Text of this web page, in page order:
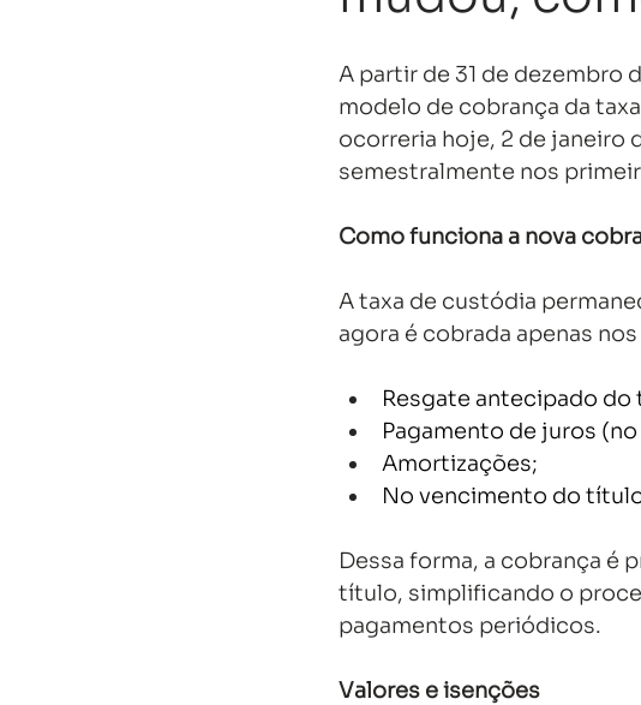
A partir de 31 de dezembro
modelo de cobrança da
ocorreria hoje, 2 de janeiro
semestralmente nos
Como funciona a nova
A taxa de custódia
agora é cobrada apenas
Resgate antecipado do
Pagamento de juros
Amortizações;
No vencimento do
Dessa forma, a cobrança é
título, simplificando o
pagamentos periódicos.
Valores e isenções